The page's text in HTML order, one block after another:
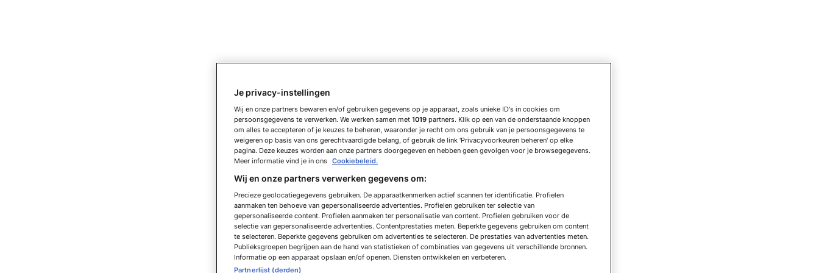
Je privacy-instellingen
Wij en onze partners bewaren en/of gebruiken gegevens op je apparaat, zoals unieke ID's in cookies om
persoonsgegevens te verwerken. We werken samen met 1019 partners. Klik op een van de onderstaande knoppen
om alles te accepteren of je keuzes te beheren, waaronder je recht om ons gebruik van je persoonsgegevens te
weigeren op basis van ons gerechtvaardigde belang, of gebruik de link 'Privacyvoorkeuren beheren' op elke
pagina. Deze keuzes worden aan onze partners doorgegeven en hebben geen gevolgen voor je browsegegevens.
Meer informatie vind je in ons Cookiebeleid.
Wij en onze partners verwerken gegevens om:
Precieze geolocatiegegevens gebruiken. De apparaatkenmerken actief scannen ter identificatie. Profielen
aanmaken ten behoeve van gepersonaliseerde advertenties. Profielen gebruiken ter selectie van
gepersonaliseerde content. Profielen aanmaken ter personalisatie van content. Profielen gebruiken voor de
selectie van gepersonaliseerde advertenties. Contentprestaties meten. Beperkte gegevens gebruiken om content
te selecteren. Beperkte gegevens gebruiken om advertenties te selecteren. De prestaties van advertenties meten.
Publieksgroepen begrijpen aan de hand van statistieken of combinaties van gegevens uit verschillende bronnen.
Informatie op een apparaat opslaan en/of openen. Diensten ontwikkelen en verbeteren.
Partnerlijst (derden)